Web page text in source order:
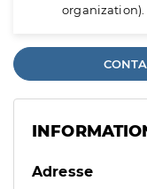
organization).
Adresse